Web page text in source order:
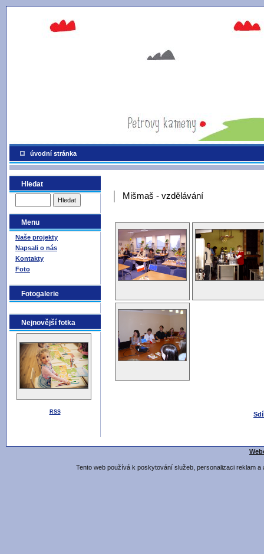
úvodní stránka
Hledat
Menu
Naše projekty
Napsali o nás
Kontakty
Foto
Fotogalerie
Nejnovější fotka
RSS
Mišmaš - vzdělávání
Tento web používá k poskytování služeb, personalizaci reklam